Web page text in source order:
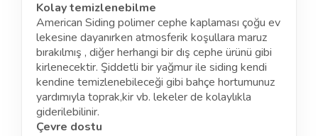
Kolay temizlenebilme
American Siding polimer cephe kaplaması çoğu ev
lekesine dayanırken atmosferik koşullara maruz
bırakılmış , diğer herhangi bir dış cephe ürünü gibi
kirlenecektir. Şiddetli bir yağmur ile siding kendi
kendine temizlenebileceği gibi bahçe hortumunuz
yardımıyla toprak,kir vb. lekeler de kolaylıkla
giderilebilinir.
Çevre dostu